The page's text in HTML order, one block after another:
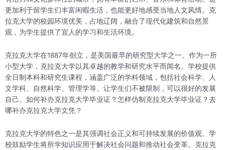
更加利于留学生们丰富闲暇生活，也能更好地感受当地人文风情。克
拉克大学的校园环境优美，占地辽阔，融合了现代化建筑和自然景
观，为学生提供了宜人的学习和生活环境。
克拉克大学在1887年创立，是美国最早的研究型大学之一。作为一所
小型大学，克拉克大学以其卓越的教学和研究水平而闻名。学校提供
全日制本科和研究生课程，涵盖广泛的学科领域，包括社会科学、人
文学科、自然科学、管理学等。让学生们不被限制，可以很好的发展
自己。如何补办克拉克大学毕业证？怎样仿制克拉克大学毕业证？去
哪补办克拉克大学文凭？
克拉克大学的特色之一是其强调社会正义和可持续发展的价值观。学
校鼓励学生将所学知识应用于解决社会问题和推动社会变革。克拉克